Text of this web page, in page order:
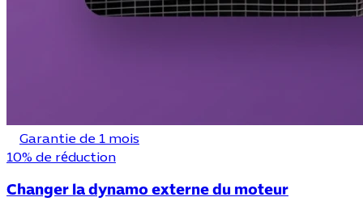
Garantie de 1 mois
10% de réduction
Changer la dynamo externe du moteur